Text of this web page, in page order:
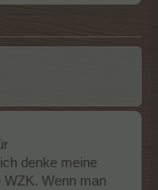
denke meine
Wenn man